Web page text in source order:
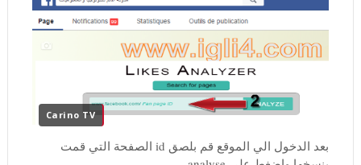
Carino TV
بعد الدخول الي الموقع قم بلصق id الصفحة التي قمت